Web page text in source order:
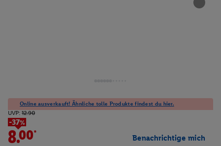
Online ausverkauft! Ähnliche tolle Produkte findest du hier.
UVP: 12.90
-37%
8.00* Benachrichtige mich